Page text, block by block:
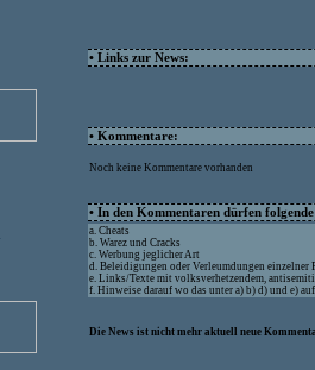
• Links zur News:
• Kommentare:
Noch keine Kommentare vorhanden
• In den Kommentaren dürfen
a. Cheats
b. Warez und Cracks
c. Werbung jeglicher Art
d. Beleidigungen oder Verleumdungen einzelner
e. Links/Texte mit volksverhetzendem,
f. Hinweise darauf wo das unter a) b) d) und e)
Die News ist nicht mehr aktuell neue